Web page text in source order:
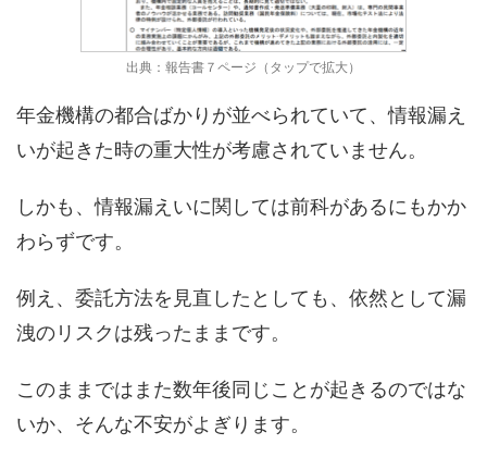
出典：報告書７ページ（タップで拡大）
年金機構の都合ばかりが並べられていて、情報漏え
いが起きた時の重大性が考慮されていません。
しかも、情報漏えいに関しては前科があるにもかか
わらずです。
例え、委託方法を見直したとしても、依然として漏
洩のリスクは残ったままです。
このままではまた数年後同じことが起きるのではな
いか、そんな不安がよぎります。